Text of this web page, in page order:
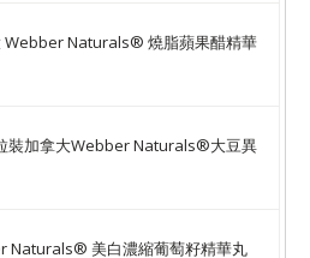
Webber Naturals® 燒脂蘋果醋精華
裝加拿大Webber Naturals®大豆異
Naturals® 美白濃縮葡萄籽精華丸